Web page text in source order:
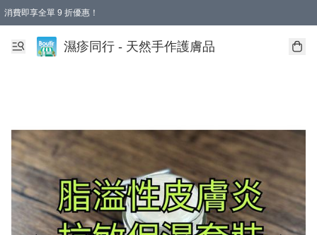
消費即享全單 9 折優惠！
濕疹同行 - 天然手作護膚品